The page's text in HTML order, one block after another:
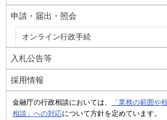
申請・届出・照会
オンライン行政手続
入札公告等
採用情報
金融庁の行政相談においては、
「業務の範囲や
相談」への対応について方針を定めています。